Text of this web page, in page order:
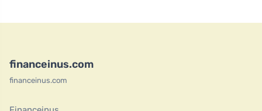
financeinus.com
financeinus.com